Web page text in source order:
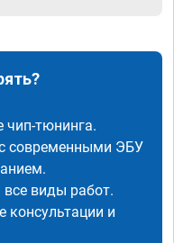
чип-тюнинга.
современными ЭБУ
виды работ.
консультации и